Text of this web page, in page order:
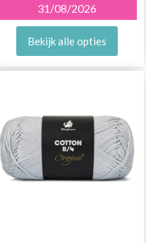
31/08/2026
Bekijk alle opties